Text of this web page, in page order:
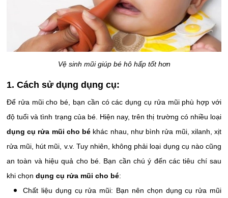
Vệ sinh mũi giúp bé hô hấp tốt hơn
1. Cách sử dụng dụng cụ:
Để rửa mũi cho bé, bạn cần có các dụng cụ rửa mũi phù hợp với
độ tuổi và tình trạng của bé. Hiện nay, trên thị trường có nhiều loại
dụng cụ rửa mũi cho bé khác nhau, như bình rửa mũi, xilanh, xịt
rửa mũi, hút mũi, v.v. Tuy nhiên, không phải loại dụng cụ nào cũng
an toàn và hiệu quả cho bé. Bạn cần chú ý đến các tiêu chí sau
khi chọn dụng cụ rửa mũi cho bé:
Chất liệu dụng cụ rửa mũi: Bạn nên chọn dụng cụ rửa mũi